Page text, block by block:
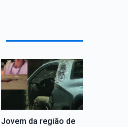
Jovem da região de